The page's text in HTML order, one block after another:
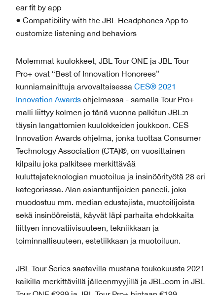
ear fit by app
● Compatibility with the JBL Headphones App to
customize listening and behaviors
Molemmat kuulokkeet, JBL Tour ONE ja JBL Tour
Pro+ ovat “Best of Innovation Honorees”
kunniamainittuja arvovaltaisessa CES® 2021
Innovation Awards ohjelmassa - samalla Tour Pro+
malli liittyy kolmen jo tänä vuonna palkitun JBL:n
täysin langattomien kuulokkeiden joukkoon. CES
Innovation Awards ohjelma, jonka tuottaa Consumer
Technology Association (CTA)®, on vuosittainen
kilpailu joka palkitsee merkittävää
kuluttajateknologian muotoilua ja insinöörityötä 28 eri
kategoriassa. Alan asiantuntijoiden paneeli, joka
muodostuu mm. median edustajista, muotoilijoista
sekä insinööreistä, käyvät läpi parhaita ehdokkaita
liittyen innovatiivisuuteen, tekniikkaan ja
toiminnallisuuteen, estetiikkaan ja muotoiluun.
JBL Tour Series saatavilla mustana toukokuusta 2021
kaikilla merkittävillä jälleenmyyjillä ja JBL.com in JBL